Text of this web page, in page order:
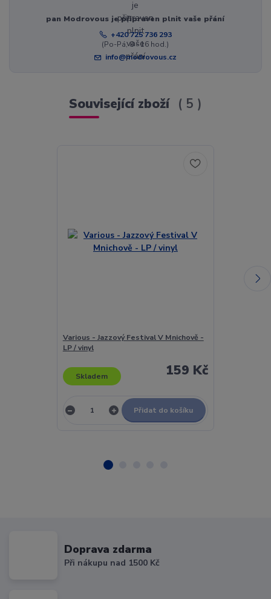
pan Modrovous je připraven plnit vaše přání
+420 725 736 293
(Po-Pá, 8 - 16 hod.)
info@modrovous.cz
Související zboží 5
Various - Jazzový Festival V Mnichově -
LP / vinyl
159 Kč
Skladem
Přidat do košíku
Doprava zdarma
Při nákupu nad 1500 Kč